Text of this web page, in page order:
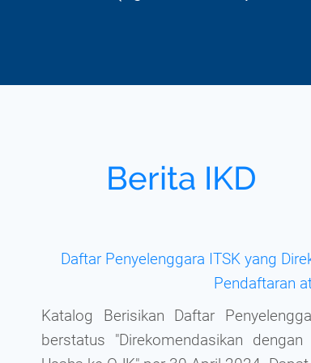
Berita IKD
Daftar Penyelenggara ITSK yang
Pendaftaran
Katalog Berisikan Daftar
berstatus "Direkomendasikan